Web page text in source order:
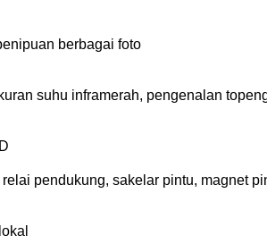
berbagai foto
suhu inframerah, pengenalan
pendukung, sakelar pintu, magnet